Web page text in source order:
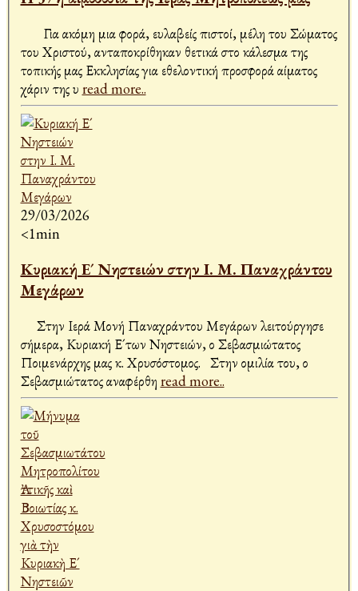
του Χριστού, ανταποκρίθηκαν θετικά στο κάλεσμα της
τοπικής μας Εκκλησίας για εθελοντική προσφορά αίματος
χάριν της υ read more..
29/03/2026
<1min
Κυριακή Ε´ Νηστειών στην Ι. Μ. Παναχράντου
Μεγάρων
Στην Ιερά Μονή Παναχράντου Μεγάρων λειτούργησε
σήμερα, Κυριακή Ε´των Νηστειών, ο Σεβασμιώτατος
Ποιμενάρχης μας κ. Χρυσόστομος. Στην ομιλία του, ο
Σεβασμιώτατος αναφέρθη read more..